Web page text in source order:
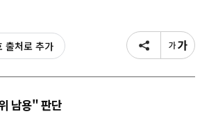
출처로 추가
남용" 판단